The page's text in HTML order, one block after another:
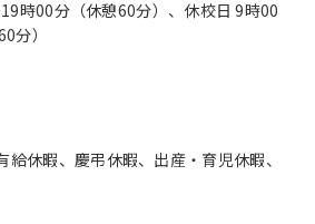
時00分（休憩60分）、休校日 9時00
分）
休暇、慶弔休暇、出産・育児休暇、